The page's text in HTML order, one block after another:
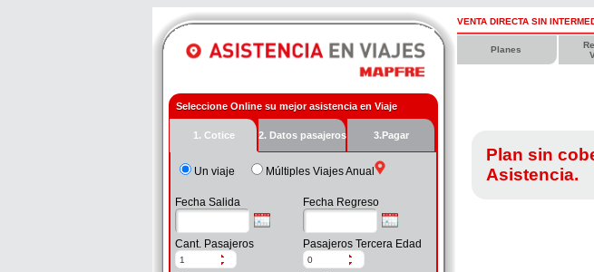
Seleccione Online su mejor asistencia en Viaje
1. Cotice 2. Datos pasajeros 3.Pagar
Un viaje Múltiples Viajes Anual
Fecha Salida Fecha Regreso
Cant. Pasajeros Pasajeros Tercera Edad
VENTA DIRECTA SIN
Planes
Plan sin
Asistencia.